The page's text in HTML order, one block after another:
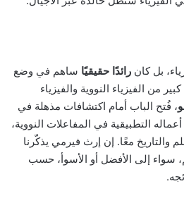
بل كان رائدًا حقيقيًا ساهم في وضع
من الفيزياء النووية والفيزياء
، فُتح الباب أمام اكتشافات مذهلة في
التطبيقية في المفاعلات النووية،
والتاريخ معًا. إن إرث فيرمي يذكّرنا
سواء إلى الأفضل أو الأسوأ، حسب